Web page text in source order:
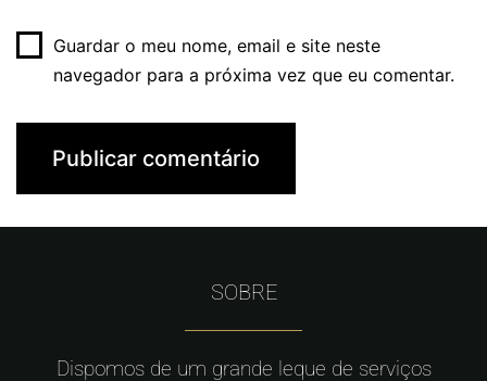
Guardar o meu nome, email e site neste
navegador para a próxima vez que eu comentar.
SOBRE
Dispomos de um grande leque de serviços